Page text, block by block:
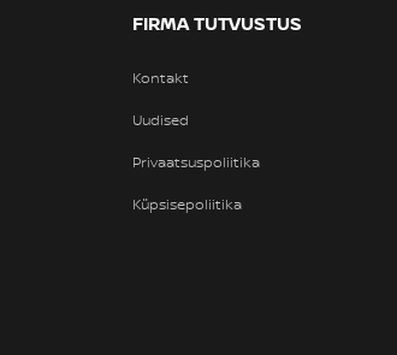
FIRMA TUTVUSTUS
Kontakt
Uudised
Privaatsuspoliitika
Küpsisepoliitika